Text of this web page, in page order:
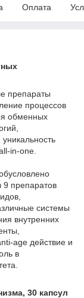
Оплата
препараты
процессов
обменных
in-one.
9 препаратов
системы
внутренних
age действие и
в
, 30 капсул